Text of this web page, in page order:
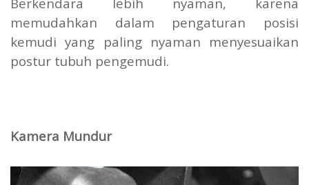
memudahkan dalam pengaturan posisi
kemudi yang paling nyaman menyesuaikan
postur tubuh pengemudi.
Kamera Mundur